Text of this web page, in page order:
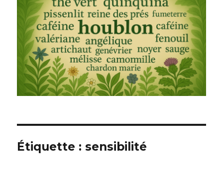
Étiquette : sensibilité